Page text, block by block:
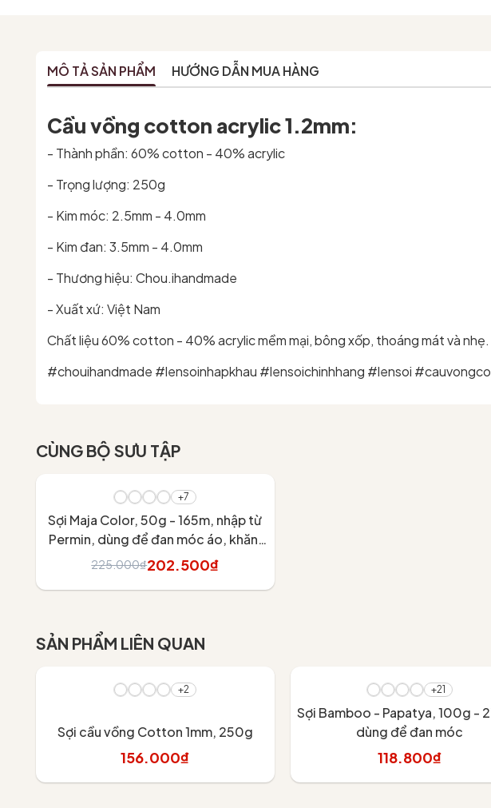
MÔ TẢ SẢN PHẨM HƯỚNG DẪN MUA HÀNG
Cầu vồng cotton acrylic 1.2mm:
- Thành phần: 60% cotton - 40% acrylic
- Trọng lượng: 250g
- Kim móc: 2.5mm - 4.0mm
- Kim đan: 3.5mm - 4.0mm
- Thương hiệu: Chou.ihandmade
- Xuất xứ: Việt Nam
Chất liệu 60% cotton - 40% acrylic mềm mại, bông xốp, thoáng mát và
#chouihandmade #lensoinhapkhau #lensoichinhhang #lensoi
CÙNG BỘ SƯU TẬP
+7
Sợi Maja Color, 50g - 165m, nhập từ
Permin, dùng để đan móc áo, khăn,
váy
225.000₫202.500₫
SẢN PHẨM LIÊN QUAN
+2
Sợi cầu vồng Cotton 1mm, 250g
156.000₫
+21
Sợi Bamboo - Papatya, 100g -
dùng để đan móc
118.800₫